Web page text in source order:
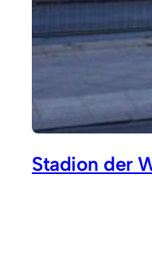
Stadion der